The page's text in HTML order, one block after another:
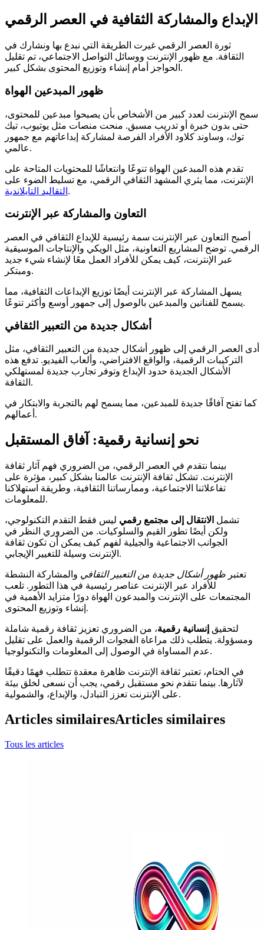
الإبداع والمشاركة الثقافية في العصر الرقمي
ثورة العصر الرقمي غيرت الطريقة التي نبدع بها ونشارك في
الثقافة. مع ظهور الإنترنت ووسائل التواصل الاجتماعي، تم تقليل
الحواجز أمام إنشاء وتوزيع المحتوى بشكل كبير.
ظهور المبدعين الهواة
سمح الإنترنت لعدد كبير من الأشخاص بأن يصبحوا مبدعين للمحتوى،
حتى بدون خبرة أو تدريب مسبق. منحت منصات مثل يوتيوب، تيك
توك، وساوند كلاود الأفراد الفرصة لمشاركة إبداعاتهم مع جمهور
عالمي.
تقدم هذه المبدعين الهواة تنوعًا وانتعاشًا للمحتويات المتاحة على
الإنترنت، مما يثري المشهد الثقافي الرقمي، مع تسليط الضوء على
التقاليد التايلاندية .
التعاون والمشاركة عبر الإنترنت
أصبح التعاون عبر الإنترنت سمة رئيسية للإبداع الثقافي في العصر
الرقمي. توضح المشاريع التعاونية، مثل الويكي والإنتاجات الموسيقية
عبر الإنترنت، كيف يمكن للأفراد العمل معًا لإنشاء شيء جديد
ومبتكر.
يسهل المشاركة عبر الإنترنت أيضًا توزيع الإبداعات الثقافية، مما
يسمح للفنانين والمبدعين بالوصول إلى جمهور أوسع وأكثر تنوعًا.
أشكال جديدة من التعبير الثقافي
أدى العصر الرقمي إلى ظهور أشكال جديدة من التعبير الثقافي، مثل
التركيبات الرقمية، والواقع الافتراضي، وألعاب الفيديو. تدفع هذه
الأشكال الجديدة حدود الإبداع وتوفر تجارب جديدة لمستهلكي
الثقافة.
كما تفتح آفاقًا جديدة للمبدعين، مما يسمح لهم بالتجربة والابتكار في
أعمالهم.
نحو إنسانية رقمية: آفاق المستقبل
بينما نتقدم في العصر الرقمي، من الضروري فهم آثار ثقافة
الإنترنت. تشكل ثقافة الإنترنت عالمنا بشكل كبير، مؤثرة على
تفاعلاتنا الاجتماعية، وممارساتنا الثقافية، وطريقة استهلاكنا
للمعلومات.
تشمل الانتقال إلى مجتمع رقمي ليس فقط التقدم التكنولوجي،
ولكن أيضًا تطور القيم والسلوكيات. من الضروري النظر في
الجوانب الاجتماعية والجيلية لفهم كيف يمكن أن تكون ثقافة
الإنترنت وسيلة للتغيير الإيجابي.
تعتبر ظهور أشكال جديدة من التعبير الثقافي والمشاركة النشطة
للأفراد عبر الإنترنت عناصر رئيسية في هذا التطور. تلعب
المجتمعات على الإنترنت والمبدعون الهواة دورًا متزايد الأهمية في
إنشاء وتوزيع المحتوى.
لتحقيق إنسانية رقمية، من الضروري تعزيز ثقافة رقمية شاملة
ومسؤولة. يتطلب ذلك مراعاة الفجوات الرقمية والعمل على تقليل
عدم المساواة في الوصول إلى المعلومات والتكنولوجيا.
في الختام، تعتبر ثقافة الإنترنت ظاهرة معقدة تتطلب فهمًا دقيقًا
لآثارها. بينما نتقدم نحو مستقبل رقمي، يجب أن نسعى لخلق بيئة
على الإنترنت تعزز التبادل، والإبداع، والشمولية.
Articles similairesArticles similaires
Tous les articles